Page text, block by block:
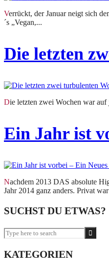
Verrückt, der Januar neigt sich dem Ende und schon ist der erste Monat in 2018 fast wieder vorbei. BLOG. In dieser Woche gab es eine ausführliche Buchvorstellung von Patrick Bolk
´s „Vegan,...
Die letzten
Die letzten zwei Wochen war
Ein Jahr ist
Nachdem 2013 DAS absolute Highlight-Jahr für mich war, in dem ich gefühlt mehr auf Reisen (Island, Thailand, Frankreich, Österreich, Schweiz, Italien,…) war als daheim verlief das
Jahr 2014 ganz anders. Privat
SUCHST DU ETWAS?
KATEGORIEN